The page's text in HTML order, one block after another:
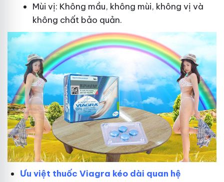
Mùi vị: Không mầu, không mùi, không vị và
không chất bảo quản.
Ưu việt thuốc Viagra kéo dài quan hệ